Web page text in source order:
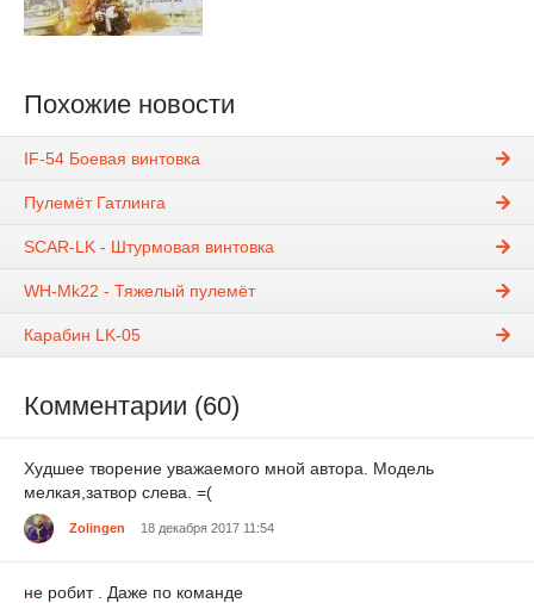
Похожие новости
IF-54 Боевая винтовка
Пулемёт Гатлинга
SCAR-LK - Штурмовая винтовка
WH-Mk22 - Тяжелый пулемёт
Карабин LK-05
Комментарии (60)
Худшее творение уважаемого мной автора. Модель
мелкая,затвор слева. =(
Zolingen 18 декабря 2017 11:54
не робит . Даже по команде